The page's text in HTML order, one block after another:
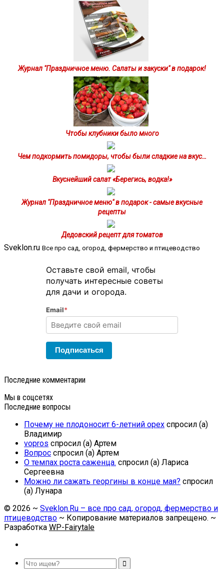
Журнал "Праздничное меню. Салаты и закуски" в подарок!
Чтобы клубники было много
Чем подкормить помидоры, чтобы были сладкие на вкус…
Вкуснейший салат «Берегись, водка!»
Журнал "Праздничное меню" в подарок - самые вкусные
рецепты
Дедовский рецепт для томатов
Sveklon.ru Все про сад, огород, фермерство и птицеводство
Оставьте свой email, чтобы
получать интересные советы
для дачи и огорода.
Email*
Подписаться
Последние комментарии
Мы в соцсетях
Последние вопросы
Почему не плодоносит 6-летний орех спросил (а)
Владимир
vopros спросил (а) Артем
Вопрос спросил (а) Артем
О темпах роста саженца. спросил (а) Лариса
Сергеевна
Можно ли сажать георгины в конце мая? спросил
(а) Лунара
© 2026 ~ Sveklon.Ru – все про сад, огород, фермерство и
птицеводство ~ Копирование материалов запрещено. ~
Разработка WP-Fairytale